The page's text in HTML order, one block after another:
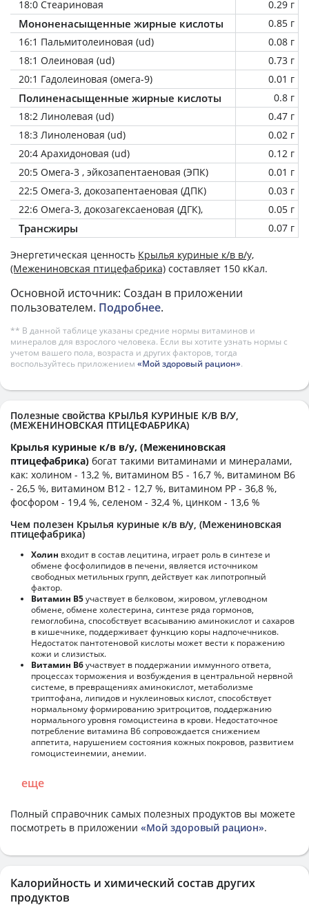
18:0 Стеариновая 0.29 г
Мононенасыщенные жирные кислоты
0.85 г
16:1 Пальмитолеиновая (ud)
0.08 г
18:1 Олеиновая (ud)
0.73 г
20:1 Гадолеиновая (омега-9)
0.01 г
Полиненасыщенные жирные кислоты
0.8 г
18:2 Линолевая (ud)
0.47 г
18:3 Линоленовая (ud)
0.02 г
20:4 Арахидоновая (ud)
0.12 г
20:5 Омега-3 , эйкозапентаеновая (ЭПК)
0.01 г
22:5 Омега-3, докозапентаеновая (ДПК)
0.03 г
22:6 Омега-3, докозагексаеновая (ДГК),
0.05 г
Трансжиры 0.07 г
Энергетическая ценность Крылья куриные к/в в/у,
(Межениновская птицефабрика) составляет 150 кКал.
Основной источник: Создан в приложении
пользователем. Подробнее.
** В данной таблице указаны средние нормы витаминов и
минералов для взрослого человека. Если вы хотите узнать нормы с
учетом вашего пола, возраста и других факторов, тогда
воспользуйтесь приложением «Мой здоровый рацион».
Полезные свойства КРЫЛЬЯ КУРИНЫЕ К/В В/У,
(МЕЖЕНИНОВСКАЯ ПТИЦЕФАБРИКА)
Крылья куриные к/в в/у, (Межениновская
птицефабрика) богат такими витаминами и минералами,
как: холином - 13,2 %, витамином B5 - 16,7 %, витамином B6
- 26,5 %, витамином B12 - 12,7 %, витамином PP - 36,8 %,
фосфором - 19,4 %, селеном - 32,4 %, цинком - 13,6 %
Чем полезен Крылья куриные к/в в/у, (Межениновская
птицефабрика)
Холин входит в состав лецитина, играет роль в синтезе и
обмене фосфолипидов в печени, является источником
свободных метильных групп, действует как липотропный
фактор.
Витамин В5участвует в белковом, жировом, углеводном
обмене, обмене холестерина, синтезе ряда гормонов,
гемоглобина, способствует всасыванию аминокислот и сахаров
в кишечнике, поддерживает функцию коры надпочечников.
Недостаток пантотеновой кислоты может вести к поражению
кожи и слизистых.
Витамин В6участвует в поддержании иммунного ответа,
процессах торможения и возбуждения в центральной нервной
системе, в превращениях аминокислот, метаболизме
триптофана, липидов и нуклеиновых кислот, способствует
нормальному формированию эритроцитов, поддержанию
нормального уровня гомоцистеина в крови. Недостаточное
потребление витамина В6 сопровождается снижением
аппетита, нарушением состояния кожных покровов, развитием
гомоцистеинемии, анемии.
еще
Полный справочник самых полезных продуктов вы можете
посмотреть в приложении «Мой здоровый рацион».
Калорийность и химический состав других
продуктов